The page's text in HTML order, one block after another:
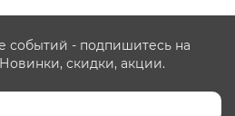
событий - подпишитесь на
скидки, акции.